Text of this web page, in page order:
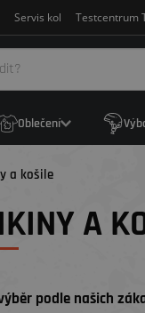
Servis kol Testcentrum
Oblečení
a košile
A
podle našich